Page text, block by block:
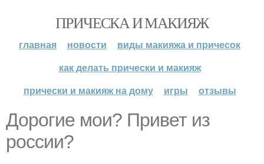
ПРИЧЕСКА И МАКИЯЖ
главная новости
виды макияжа и причесок
как делать прически и макияж
прически и макияж на дому
игры отзывы
Дорогие мои? Привет из
россии?